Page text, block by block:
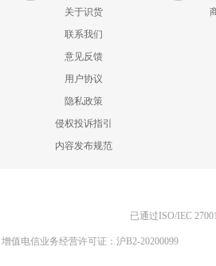
关于识货
联系我们
意见反馈
用户协议
隐私政策
侵权投诉指引
内容发布规范
已通过ISO/IEC
增值电信业务经营许可证：沪B2-20200099